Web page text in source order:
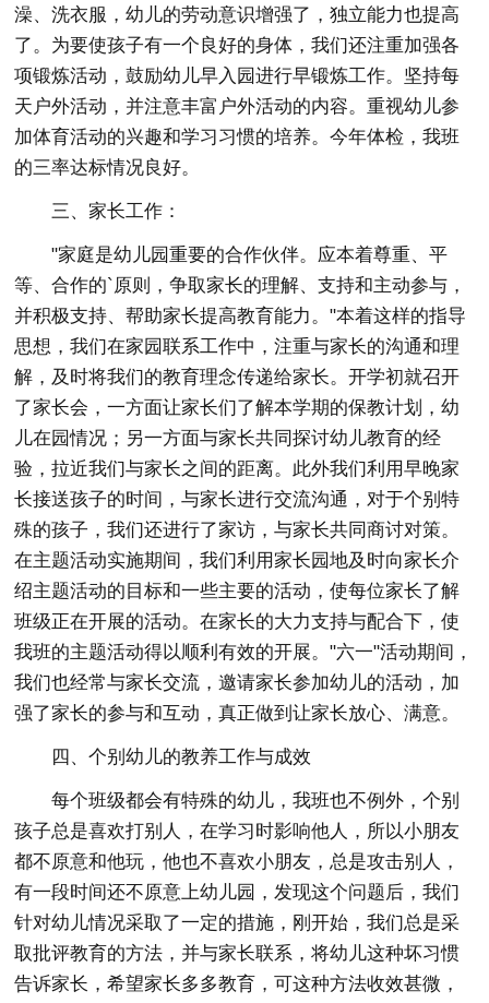
澡、洗衣服，幼儿的劳动意识增强了，独立能力也提高
了。为要使孩子有一个良好的身体，我们还注重加强各
项锻炼活动，鼓励幼儿早入园进行早锻炼工作。坚持每
天户外活动，并注意丰富户外活动的内容。重视幼儿参
加体育活动的兴趣和学习习惯的培养。今年体检，我班
的三率达标情况良好。
三、家长工作：
"家庭是幼儿园重要的合作伙伴。应本着尊重、平
等、合作的`原则，争取家长的理解、支持和主动参与，
并积极支持、帮助家长提高教育能力。"本着这样的指导
思想，我们在家园联系工作中，注重与家长的沟通和理
解，及时将我们的教育理念传递给家长。开学初就召开
了家长会，一方面让家长们了解本学期的保教计划，幼
儿在园情况；另一方面与家长共同探讨幼儿教育的经
验，拉近我们与家长之间的距离。此外我们利用早晚家
长接送孩子的时间，与家长进行交流沟通，对于个别特
殊的孩子，我们还进行了家访，与家长共同商讨对策。
在主题活动实施期间，我们利用家长园地及时向家长介
绍主题活动的目标和一些主要的活动，使每位家长了解
班级正在开展的活动。在家长的大力支持与配合下，使
我班的主题活动得以顺利有效的开展。"六一"活动期间，
我们也经常与家长交流，邀请家长参加幼儿的活动，加
强了家长的参与和互动，真正做到让家长放心、满意。
四、个别幼儿的教养工作与成效
每个班级都会有特殊的幼儿，我班也不例外，个别
孩子总是喜欢打别人，在学习时影响他人，所以小朋友
都不原意和他玩，他也不喜欢小朋友，总是攻击别人，
有一段时间还不原意上幼儿园，发现这个问题后，我们
针对幼儿情况采取了一定的措施，刚开始，我们总是采
取批评教育的方法，并与家长联系，将幼儿这种坏习惯
告诉家长，希望家长多多教育，可这种方法收效甚微，